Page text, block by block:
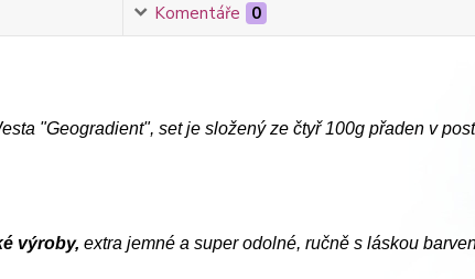
Komentáře 0
"Geogradient", set je složený ze čtyř 100g přaden v
výroby, extra jemné a super odolné, ručně s láskou